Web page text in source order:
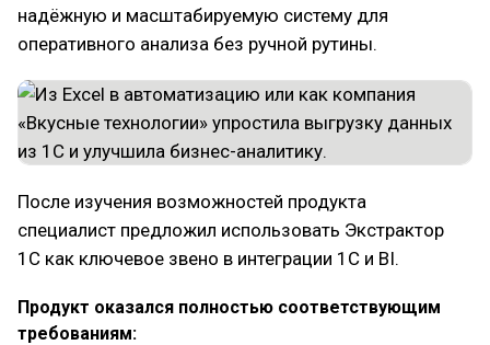
надёжную и масштабируемую систему для
оперативного анализа без ручной рутины.
После изучения возможностей продукта
специалист предложил использовать Экстрактор
1C как ключевое звено в интеграции 1С и BI.
Продукт оказался полностью соответствующим
требованиям: